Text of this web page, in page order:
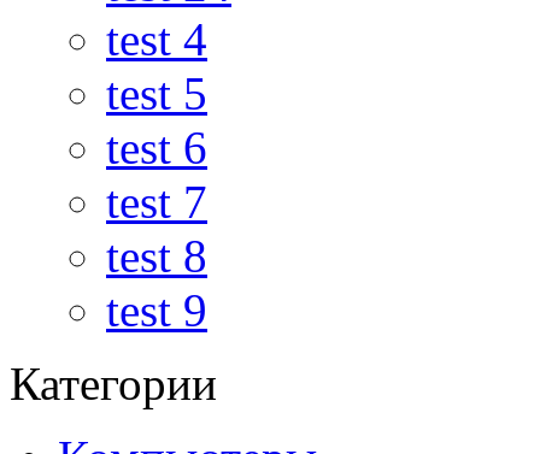
test 4
test 5
test 6
test 7
test 8
test 9
Категории